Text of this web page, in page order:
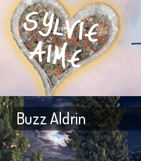
Buzz Aldrin